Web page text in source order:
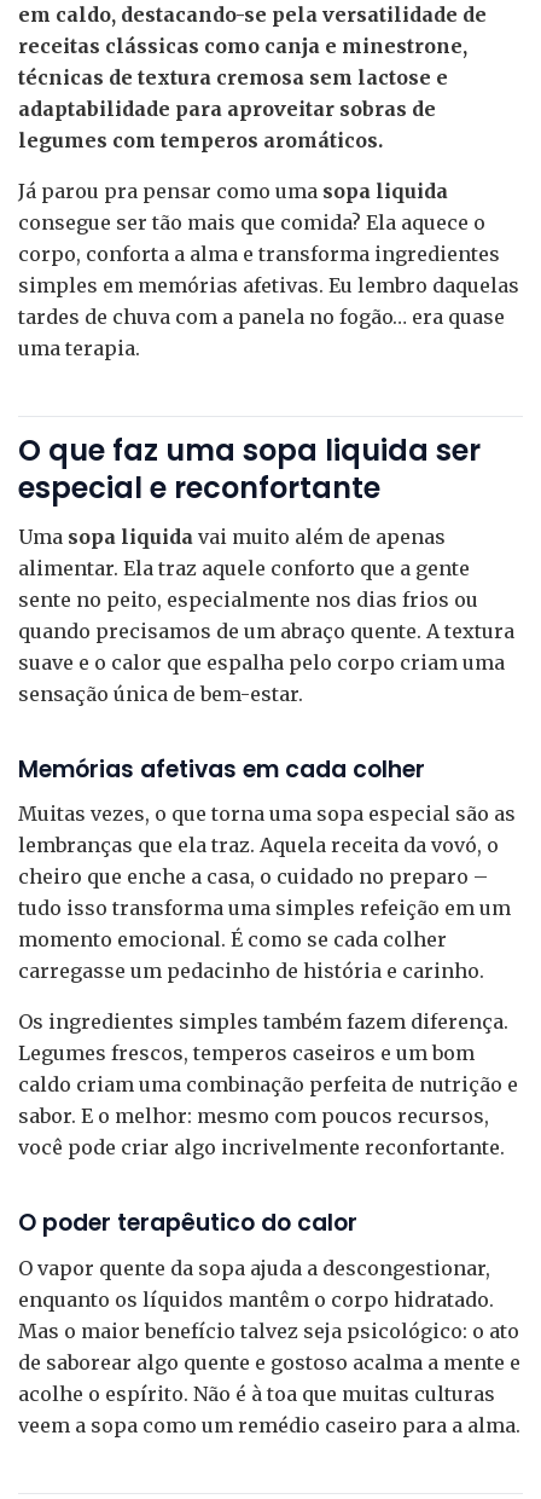
em caldo, destacando-se pela versatilidade de
receitas clássicas como canja e minestrone,
técnicas de textura cremosa sem lactose e
adaptabilidade para aproveitar sobras de
legumes com temperos aromáticos.
Já parou pra pensar como uma sopa liquida
consegue ser tão mais que comida? Ela aquece o
corpo, conforta a alma e transforma ingredientes
simples em memórias afetivas. Eu lembro daquelas
tardes de chuva com a panela no fogão… era quase
uma terapia.
O que faz uma sopa liquida ser
especial e reconfortante
Uma sopa liquida vai muito além de apenas
alimentar. Ela traz aquele conforto que a gente
sente no peito, especialmente nos dias frios ou
quando precisamos de um abraço quente. A textura
suave e o calor que espalha pelo corpo criam uma
sensação única de bem-estar.
Memórias afetivas em cada colher
Muitas vezes, o que torna uma sopa especial são as
lembranças que ela traz. Aquela receita da vovó, o
cheiro que enche a casa, o cuidado no preparo –
tudo isso transforma uma simples refeição em um
momento emocional. É como se cada colher
carregasse um pedacinho de história e carinho.
Os ingredientes simples também fazem diferença.
Legumes frescos, temperos caseiros e um bom
caldo criam uma combinação perfeita de nutrição e
sabor. E o melhor: mesmo com poucos recursos,
você pode criar algo incrivelmente reconfortante.
O poder terapêutico do calor
O vapor quente da sopa ajuda a descongestionar,
enquanto os líquidos mantêm o corpo hidratado.
Mas o maior benefício talvez seja psicológico: o ato
de saborear algo quente e gostoso acalma a mente e
acolhe o espírito. Não é à toa que muitas culturas
veem a sopa como um remédio caseiro para a alma.